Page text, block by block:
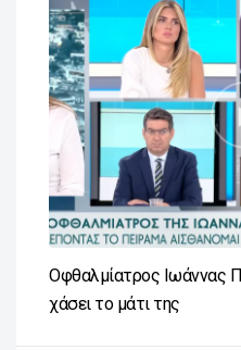
Οφθαλμίατρος Ιωάννας
χάσει το μάτι της